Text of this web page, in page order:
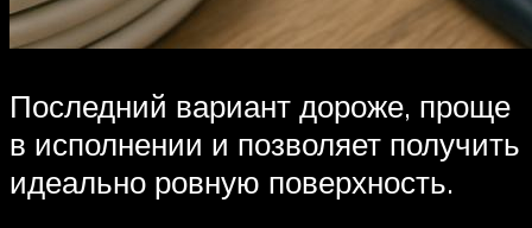
Последний вариант дороже, проще
в исполнении и позволяет получить
идеально ровную поверхность.